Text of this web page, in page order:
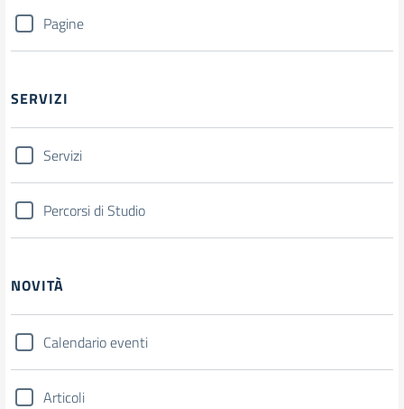
Pagine
SERVIZI
Servizi
Percorsi di Studio
NOVITÀ
Calendario eventi
Articoli